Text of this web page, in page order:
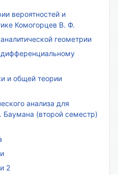
вероятностей и
Комогорцев В. Ф.
геометрии
дифференциальному
и общей теории
анализа для
(второй семестр)
2